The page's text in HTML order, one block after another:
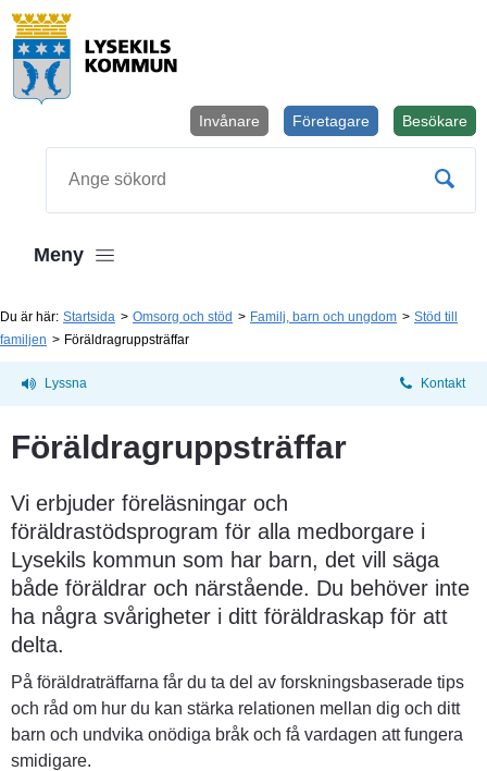
Besökare
Företagare
Invånare
Meny
Du är här: Startsida Omsorg och stöd Familj, barn och ungdom
Stöd till
familjen
Föräldragruppsträffar
Lyssna Kontakt
Föräldragruppsträffar
Vi erbjuder föreläsningar och
föräldrastödsprogram för alla medborgare i
Lysekils kommun som har barn, det vill säga
både föräldrar och närstående. Du behöver inte
ha några svårigheter i ditt föräldraskap för att
delta.
På föräldraträffarna får du ta del av forskningsbaserade tips
och råd om hur du kan stärka relationen mellan dig och ditt
barn och undvika onödiga bråk och få vardagen att fungera
smidigare.